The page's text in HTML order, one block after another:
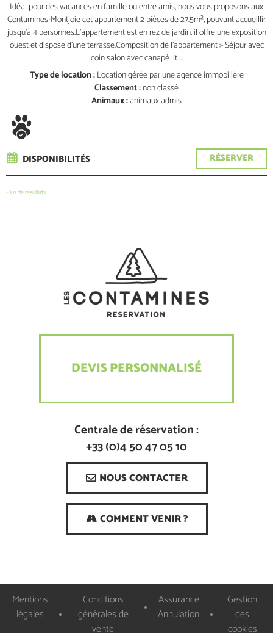
Idéal pour des vacances en famille ou entre amis, nous vous proposons aux
Contamines-Montjoie cet appartement 2 pièces de 27.5m², pouvant accueillir
jusqu'à 4 personnes.L’appartement est en rez de jardin, il offre une exposition
ouest et dispose d’une terrasse.Composition de l’appartement :- Séjour avec
coin salon avec canapé lit ...
Type de location :Location gérée par une agence immobilière
Classement :non classé
Animaux :animaux admis
RÉSERVER
DISPONIBILITÉS
Plus de résultats
DEVIS PERSONNALISÉ
Centrale de réservation :
+33 (0)4 50 47 05 10
NOUS CONTACTER
COMMENT VENIR ?
Mentions
légales
Conditions
générales de
vente
Assurance
Annulation
Gestion
des
cookies